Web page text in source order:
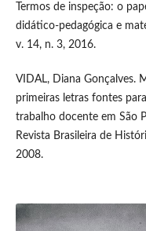
Termos de inspeção: o
didático-pedagógica e
v. 14, n. 3, 2016.
VIDAL, Diana Gonçalves.
primeiras letras fontes
trabalho docente em São
Revista Brasileira de
2008.